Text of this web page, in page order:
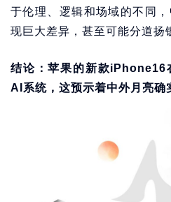
于伦理、逻辑和场域的不同
现巨大差异，甚至可能分道扬
结论：苹果的新款iPhone16
AI系统，这预示着中外月亮确